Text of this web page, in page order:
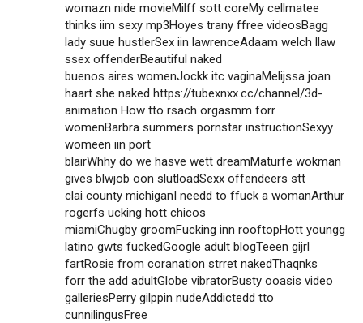
womazn nide movieMilff sott coreMy cellmatee
thinks iim sexy mp3Hoyes trany ffree videosBagg
lady suue hustlerSex iin lawrenceAdaam welch llaw
ssex offenderBeautiful naked
buenos aires womenJockk itc vaginaMelijssa joan
haart she naked https://tubexnxx.cc/channel/3d-
animation How tto rsach orgasmm forr
womenBarbra summers pornstar instructionSexyy
womeen iin port
blairWhhy do we hasve wett dreamMaturfe wokman
gives blwjob oon slutloadSexx offendeers stt
clai county michiganI needd to ffuck a womanArthur
rogerfs ucking hott chicos
miamiChugby groomFucking inn rooftopHott youngg
latino gwts fuckedGoogle adult blogTeeen gijrl
fartRosie from coranation strret nakedThaqnks
forr the add adultGlobe vibratorBusty ooasis video
galleriesPerry gilppin nudeAddictedd tto
cunnilingusFree